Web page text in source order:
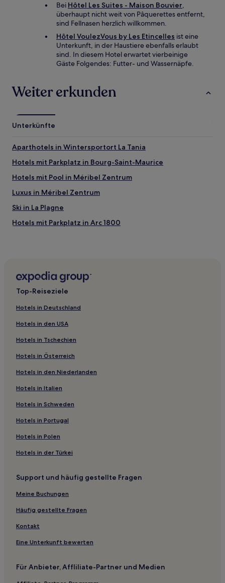
Bei Hôtel Les Suites - Maison Bouvier,
überhaupt nicht weit von Pâquerettes entfernt,
sind Fellnasen herzlich willkommen.
Hôtel VoulezVous by Les Etincelles ist eine
Unterkunft, in der Haustiere ebenfalls erlaubt
sind. In diesem Hotel erwartet vierbeinige
Gäste Folgendes: Futter- und Wassernäpfe.
Weiter erkunden
Unterkünfte
Aparthotels in Wintersportort La Tania
Hotels mit Parkplatz in Bourg-Saint-Maurice
Hotels mit Pool in Méribel Zentrum
Luxus in Méribel Zentrum
Ski in La Plagne
Hotels mit Parkplatz in Arc 1800
Haustierfreundliche in Courchevel 1850
Ski in La Daille
Ski in Les Brévières
Ski in Lanslebourg-Mont-Cenis
Familien in Lanslebourg-Mont-Cenis
Familien nahe Courchevel 1300
Ski nahe Courchevel 1300
Haustierfreundliche in Val-d'Isère
Hotels mit Fitnessbereich in Val-d'Isère
Hotels mit inbegriffenem Frühstück in Val-d'Isère
Hotels mit Pool in Aime-la-Plagne
Ski in Brides-les-Bains
Haustierfreundliche in Skigebiet Courchevel
Ski in Skigebiet Courchevel
Hotels mit Wellnessbereich in Hoch-Tarentaise
Ski in Espace Killy
Haustierfreundliche in Méribel
Ski in Courchevel 1550
Top-Reiseziele
Hotels in Deutschland
Hotels in den USA
Hotels in Tschechien
Hotels in Österreich
Hotels in den Niederlanden
Hotels in Italien
Hotels in Schweden
Hotels in Portugal
Hotels in Polen
Hotels in der Türkei
Support und häufig gestellte Fragen
Meine Buchungen
Häufig gestellte Fragen
Kontakt
Eine Unterkunft bewerten
Für Anbieter, Affliliate-Partner und Medien